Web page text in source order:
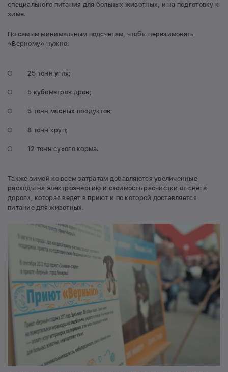
специального питания для больных животных, и на подготовку к
зиме.
По самым минимальным подсчетам, чтобы перезимовать,
«Верному» нужно:
25 тонн угля;
5 кубометров дров;
5 тонн мясных продуктов;
8 тонн круп;
12 тонн сухого корма.
Также зимой ко всем затратам добавляются увеличенные
расходы на электроэнергию и стоимость расчистки от снега
дороги, которая ведет в приют и по которой доставляется
питание для животных.